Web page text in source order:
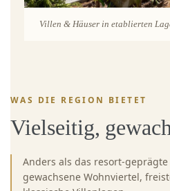
Villen & Häuser in etablierten
WAS DIE REGION BIETET
Vielseitig,
Anders als das resort-
gewachsene Wohnviertel,